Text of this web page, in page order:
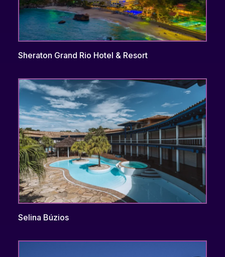
Sheraton Grand Rio Hotel & Resort
Selina Búzios